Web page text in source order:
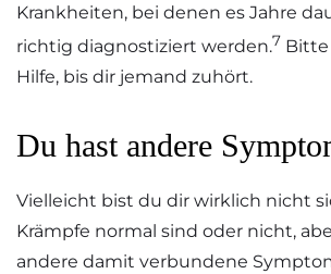
Krankheiten, bei denen es Jahre
richtig diagnostiziert werden.7 Bitte
Hilfe, bis dir jemand zuhört.
Du hast andere
Vielleicht bist du dir wirklich nicht
Krämpfe normal sind oder nicht,
andere damit verbundene